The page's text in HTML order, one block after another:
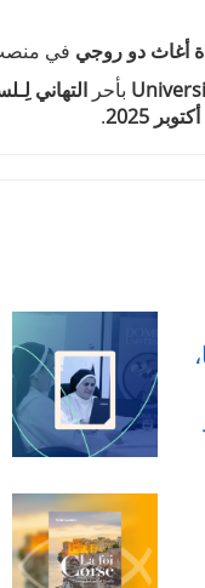
أغاث دو روجي في
بأحر التهاني
.